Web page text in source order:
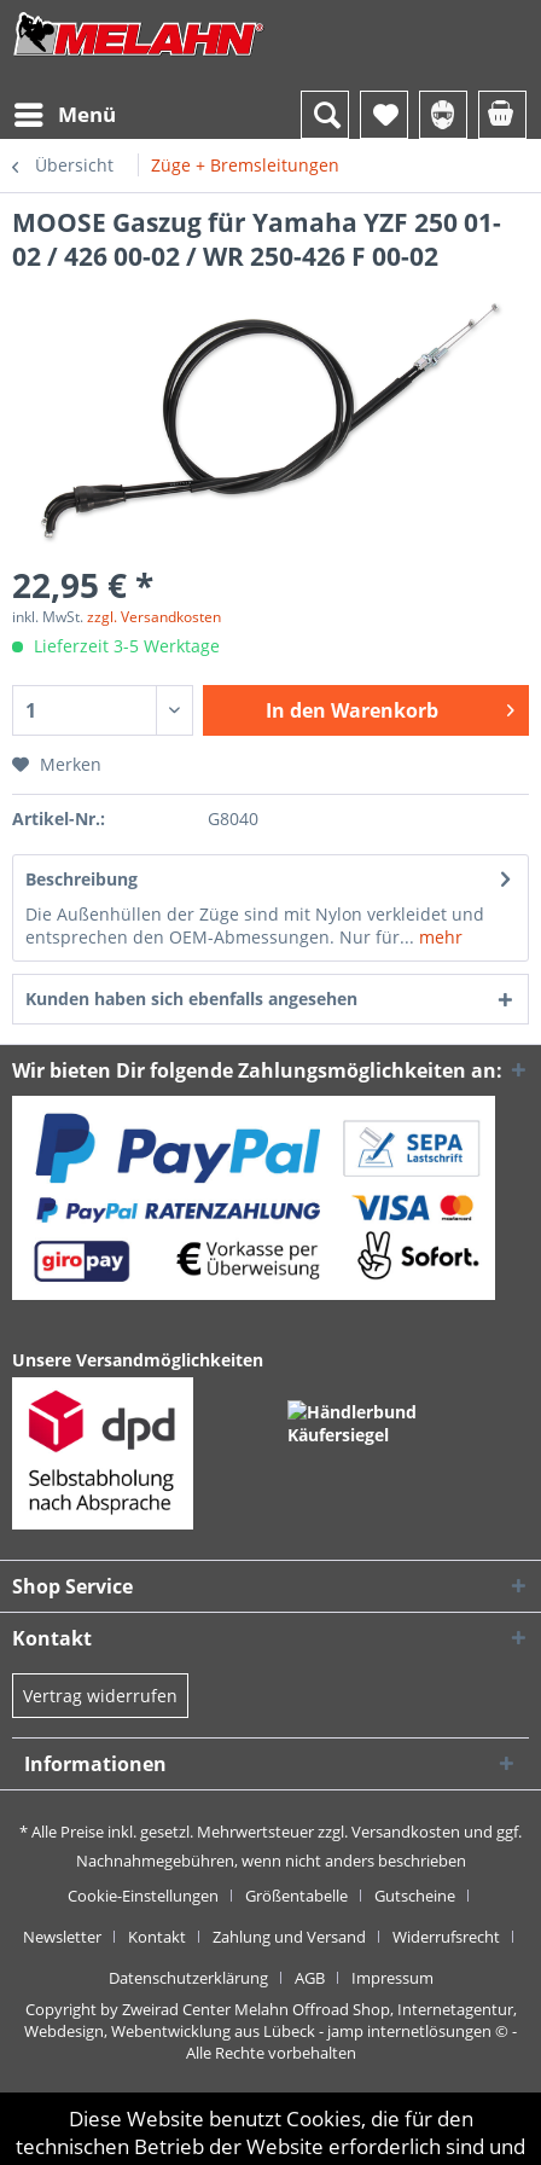
Menü
Übersicht Züge + Bremsleitungen
MOOSE Gaszug für Yamaha YZF 250 01-
02 / 426 00-02 / WR 250-426 F 00-02
22,95 € *
inkl. MwSt.zzgl. Versandkosten
Lieferzeit 3-5 Werktage
In den Warenkorb
Merken
Artikel-Nr.: G8040
Beschreibung
Die Außenhüllen der Züge sind mit Nylon verkleidet und
entsprechen den OEM-Abmessungen. Nur für... mehr
Kunden haben sich ebenfalls angesehen
Wir bieten Dir folgende Zahlungsmöglichkeiten an:
Unsere Versandmöglichkeiten
Shop Service
Kontakt
Vertrag widerrufen
Informationen
* Alle Preise inkl. gesetzl. Mehrwertsteuer zzgl.Versandkosten und ggf.
Nachnahmegebühren, wenn nicht anders beschrieben
Cookie-Einstellungen
Größentabelle
Gutscheine
Newsletter
Kontakt Zahlung und Versand
Widerrufsrecht
Datenschutzerklärung
AGB
Impressum
Copyright by Zweirad Center Melahn Offroad Shop, Internetagentur,
Webdesign, Webentwicklung aus Lübeck - jamp internetlösungen © -
Alle Rechte vorbehalten
Diese Website benutzt Cookies, die für den
technischen Betrieb der Website erforderlich sind und